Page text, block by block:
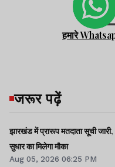
हमारे
जरूर पढ़ें
झारखंड में प्रारूप मतदाता सूची
सुधार का मिलेगा मौका
Aug 05, 2026 06:25 PM